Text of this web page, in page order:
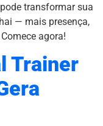
transformar sua
— mais presença,
agora!
Trainer